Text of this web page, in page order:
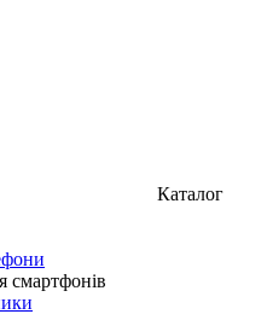
Каталог
смартфонів